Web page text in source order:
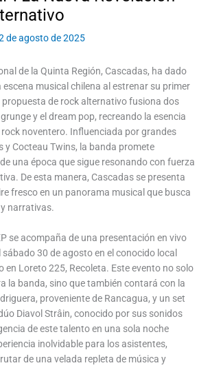
de agosto de 2025
de la Quinta Región, Cascadas, ha dado
escena musical chilena al estrenar su primer
propuesta de rock alternativo fusiona dos
y el dream pop, recreando la esencia
noventero. Influenciada por grandes
y Cocteau Twins, la banda promete
una época que sigue resonando con fuerza
De esta manera, Cascadas se presenta
fresco en un panorama musical que busca
narrativas.
se acompaña de una presentación en vivo
30 de agosto en el conocido local
en Loreto 225, Recoleta. Este evento no solo
la banda, sino que también contará con la
proveniente de Rancagua, y un set
Diavol Strâin, conocido por sus sonidos
de este talento en una sola noche
inolvidable para los asistentes,
de una velada repleta de música y